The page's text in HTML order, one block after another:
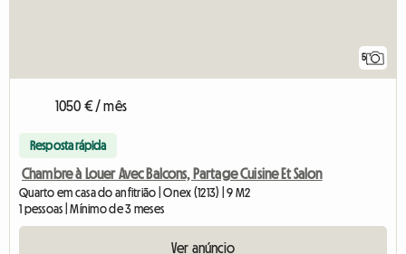
5
1050 € / mês
Resposta rápida
Chambre à Louer Avec Balcons, Partage Cuisine Et Salon
Quarto em casa do anfitrião | Onex (1213) | 9 M2
1 pessoas | Mínimo de 3 meses
Ver anúncio